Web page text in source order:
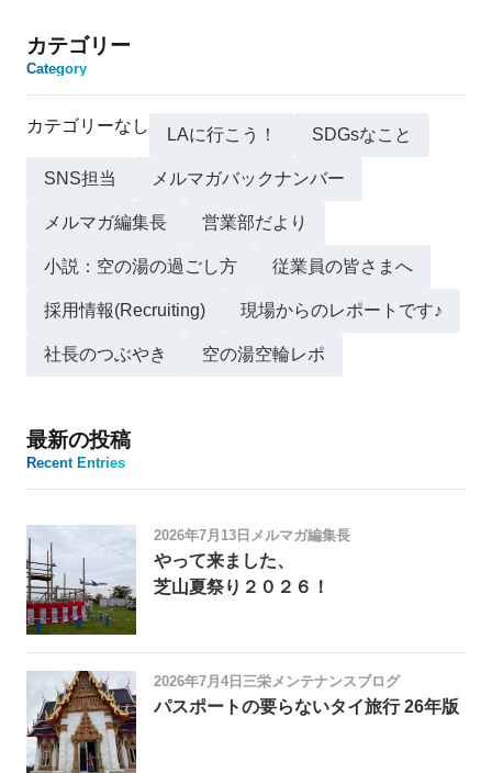
カテゴリー
Category
カテゴリーなし LAに行こう！ SDGsなこと
SNS担当 メルマガバックナンバー
メルマガ編集長 営業部だより
小説：空の湯の過ごし方 従業員の皆さまへ
採用情報(Recruiting) 現場からのレポートです♪
社長のつぶやき 空の湯空輪レポ
最新の投稿
Recent Entries
2026年7月13日 メルマガ編集長
やって来ました、
芝山夏祭り２０２６！
2026年7月4日 三栄メンテナンスブログ
パスポートの要らないタイ旅行 26年版